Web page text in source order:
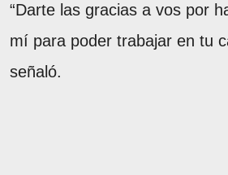
“Darte las gracias a vos por
mí para poder trabajar en tu
señaló.